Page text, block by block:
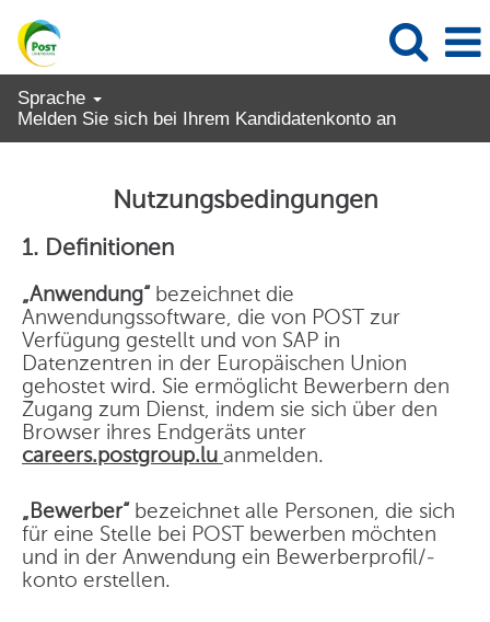
Sprache
Melden Sie sich bei Ihrem Kandidatenkonto an
Nutzungsbedingungen
1. Definitionen
„Anwendung“bezeichnet die
Anwendungssoftware, die von POST zur
Verfügung gestellt und von SAP in
Datenzentren in der Europäischen Union
gehostet wird. Sie ermöglicht Bewerbern den
Zugang zum Dienst, indem sie sich über den
Browser ihres Endgeräts unter
careers.postgroup.lu anmelden.
„Bewerber“bezeichnet alle Personen, die sich
für eine Stelle bei POST bewerben möchten
und in der Anwendung ein Bewerberprofil/-
konto erstellen.